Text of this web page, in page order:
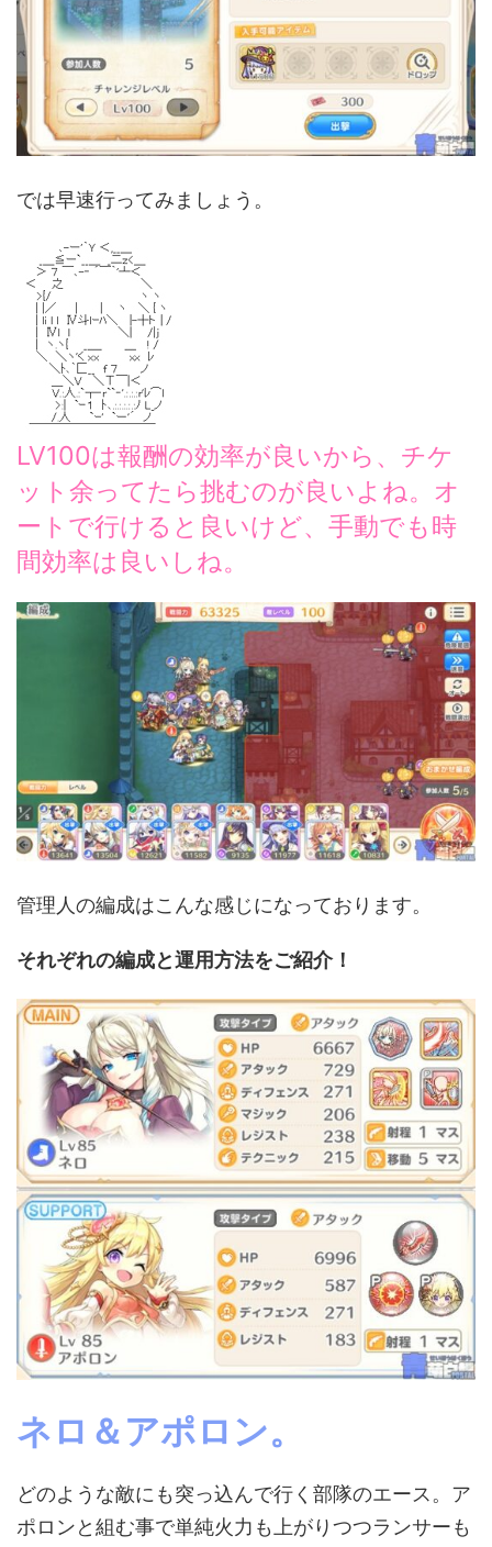
では早速行ってみましょう。
LV100は報酬の効率が良いから、チケ
ット余ってたら挑むのが良いよね。オ
ートで行けると良いけど、手動でも時
間効率は良いしね。
管理人の編成はこんな感じになっております。
それぞれの編成と運用方法をご紹介！
ネロ＆アポロン。
どのような敵にも突っ込んで行く部隊のエース。ア
ポロンと組む事で単純火力も上がりつつランサーも